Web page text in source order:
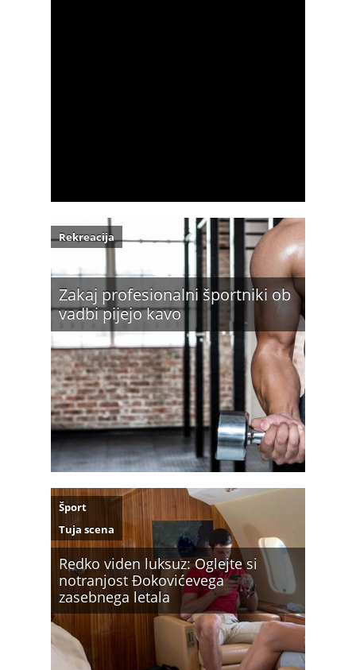
Zakaj profesionalni športniki ob
vadbi pijejo kavo
Rekreacija
Redko viden luksuz: Oglejte si
notranjost Đokovićevega
zasebnega letala
Šport
Tuja scena